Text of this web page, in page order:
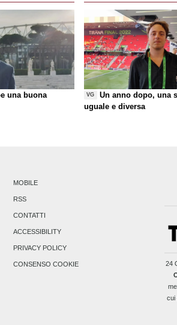
una buona
VG
Un anno dopo, una
uguale e diversa
MOBILE
RSS
CONTATTI
ACCESSIBILITY
PRIVACY POLICY
CONSENSO COOKIE 24
cui